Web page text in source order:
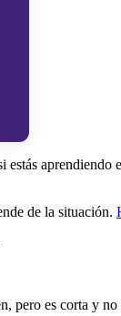
de la situación.
pero es corta y